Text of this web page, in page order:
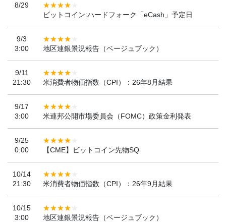
8/29
ビットコイン:ハードフォーク「eCash」予定日
9/3
3:00
地区連銀景況報告（ベージュブック）
9/11
21:30
米消費者物価指数（CPI）：26年8月結果
9/17
3:00
米連邦公開市場委員会（FOMC）政策金利発表
9/25
0:00
【CME】ビットコイン先物SQ
10/14
21:30
米消費者物価指数（CPI）：26年9月結果
10/15
3:00
地区連銀景況報告（ベージュブック）